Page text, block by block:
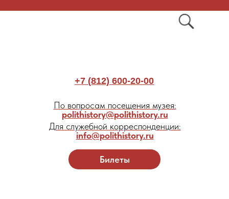
Билеты
+7 (812) 600-20-00
По вопросам посещения музея:
polithistory@polithistory.ru
Для служебной корреспонденции:
info@polithistory.ru